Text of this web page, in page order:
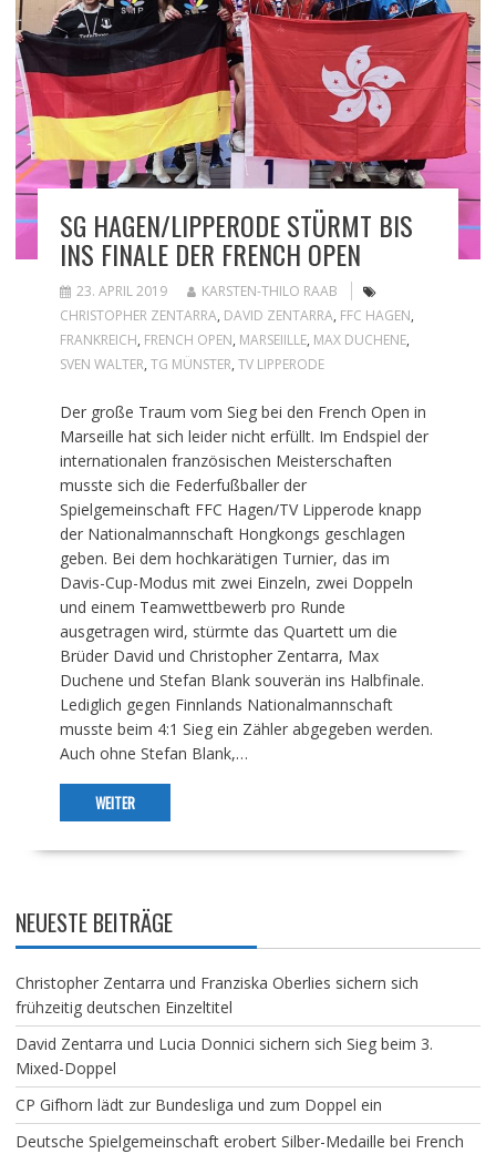
SG HAGEN/LIPPERODE STÜRMT BIS
INS FINALE DER FRENCH OPEN
23. APRIL 2019
KARSTEN-THILO RAAB
CHRISTOPHER ZENTARRA, DAVID ZENTARRA, FFC HAGEN,
FRANKREICH, FRENCH OPEN, MARSEIILLE, MAX DUCHENE,
SVEN WALTER, TG MÜNSTER, TV LIPPERODE
Der große Traum vom Sieg bei den French Open in
Marseille hat sich leider nicht erfüllt. Im Endspiel der
internationalen französischen Meisterschaften
musste sich die Federfußballer der
Spielgemeinschaft FFC Hagen/TV Lipperode knapp
der Nationalmannschaft Hongkongs geschlagen
geben. Bei dem hochkarätigen Turnier, das im
Davis-Cup-Modus mit zwei Einzeln, zwei Doppeln
und einem Teamwettbewerb pro Runde
ausgetragen wird, stürmte das Quartett um die
Brüder David und Christopher Zentarra, Max
Duchene und Stefan Blank souverän ins Halbfinale.
Lediglich gegen Finnlands Nationalmannschaft
musste beim 4:1 Sieg ein Zähler abgegeben werden.
Auch ohne Stefan Blank,…
WEITER
NEUESTE BEITRÄGE
Christopher Zentarra und Franziska Oberlies sichern sich
frühzeitig deutschen Einzeltitel
David Zentarra und Lucia Donnici sichern sich Sieg beim 3.
Mixed-Doppel
CP Gifhorn lädt zur Bundesliga und zum Doppel ein
Deutsche Spielgemeinschaft erobert Silber-Medaille bei French